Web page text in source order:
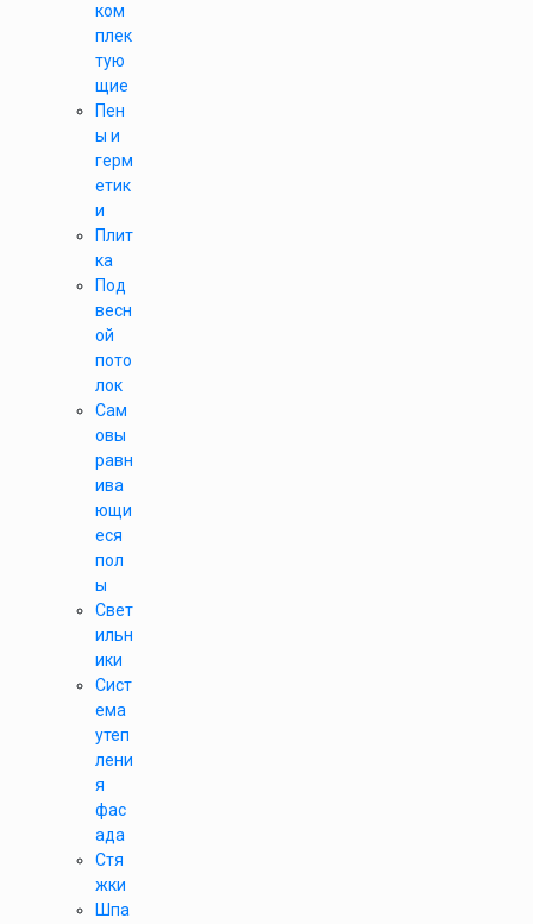
ком
плек
тую
щие
Пен
ы и
герм
етик
и
Плит
ка
Под
весн
ой
пото
лок
Сам
овы
равн
ива
ющи
еся
пол
ы
Свет
ильн
ики
Сист
ема
утеп
лени
я
фас
ада
Стя
жки
Шпа